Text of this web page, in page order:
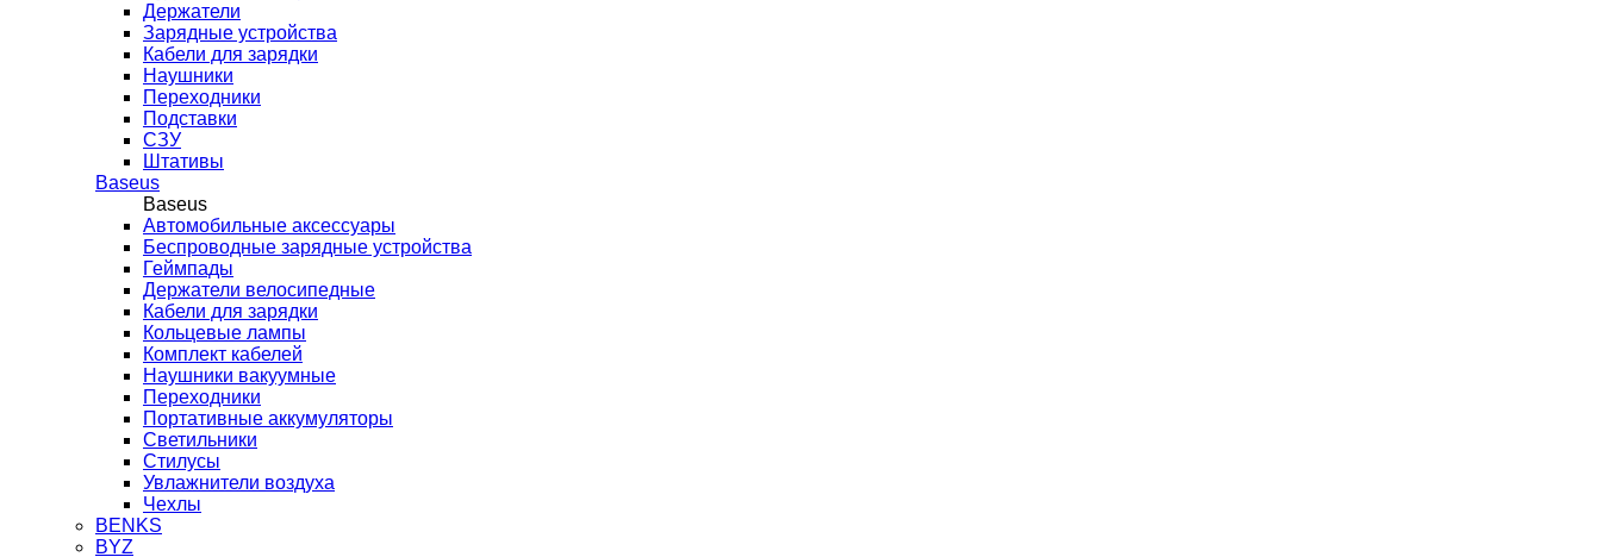
Держатели
Зарядные устройства
Кабели для зарядки
Наушники
Переходники
Подставки
СЗУ
Штативы
Baseus
Baseus
Автомобильные аксессуары
Беспроводные зарядные устройства
Геймпады
Держатели велосипедные
Кабели для зарядки
Кольцевые лампы
Комплект кабелей
Наушники вакуумные
Переходники
Портативные аккумуляторы
Светильники
Стилусы
Увлажнители воздуха
Чехлы
BENKS
BYZ